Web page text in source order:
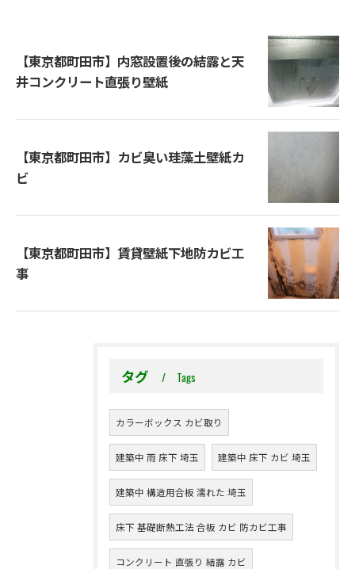
【東京都町田市】内窓設置後の結露と天
井コンクリート直張り壁紙
【東京都町田市】カビ臭い珪藻土壁紙カ
ビ
【東京都町田市】賃貸壁紙下地防カビ工
事
タグ Tags
カラーボックス カビ取り
建築中 雨 床下 埼玉 建築中 床下 カビ 埼玉
建築中 構造用合板 濡れた 埼玉
床下 基礎断熱工法 合板 カビ 防カビ工事
コンクリート 直張り 結露 カビ